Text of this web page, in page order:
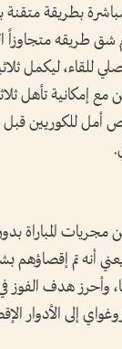
بطريقة متقنة
للقاء، ليكمل
بنتيجة 3-1، ولكن مع
للكوريين قبل
ذلك مع مرور الـ90 من مجريات
أنه تم إقصاؤهم
وأحرز هدف
إلى الأدوار